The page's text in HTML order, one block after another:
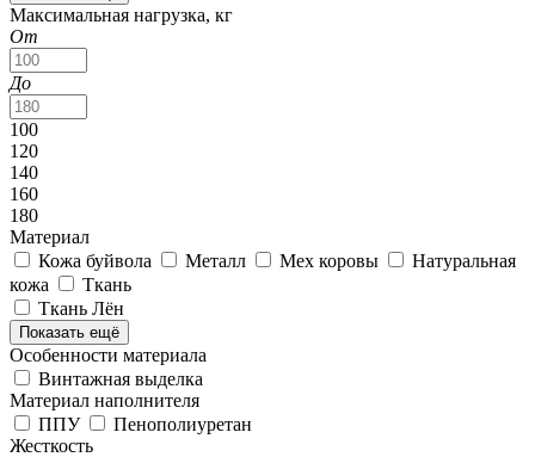
Максимальная нагрузка, кг
От
До
100
120
140
160
180
Материал
Кожа буйвола
Металл Мех коровы
Натуральная
кожа
Ткань
Ткань Лён
Показать ещё
Особенности материала
Винтажная выделка
Материал наполнителя
ППУ
Пенополиуретан
Жесткость